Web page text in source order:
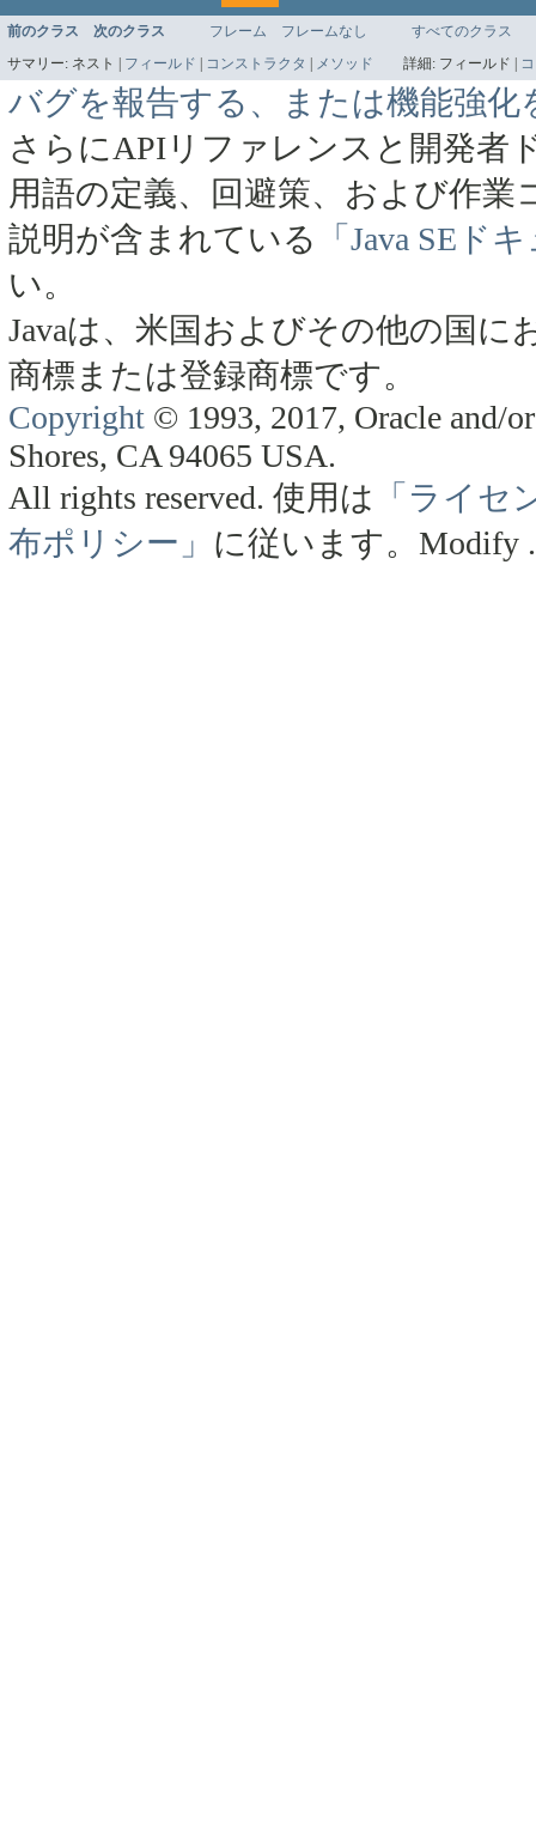
前のクラス 次のクラス フレーム フレームなし
すべてのクラス
サマリー: ネスト | フィールド | コンストラクタ | メソッド 詳細: フィールド |
バグを報告する、または機能強化
さらにAPIリファレンスと開発者
用語の定義、回避策、および作
説明が含まれている
「Java SEド
い。
Javaは、米国およびその他の国に
商標または登録商標です。
Copyright © 1993, 2017, Oracle and/
Shores, CA 94065 USA.
All rights reserved. 使用は 「ライセ
布ポリシー」 に従います。 Modify